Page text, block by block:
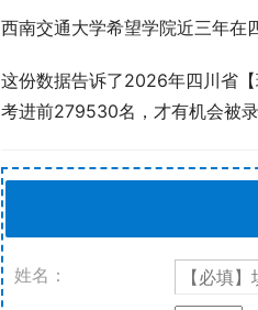
西南交通大学希望学院近三年在
这份数据告诉了2026年四川省
考进前279530名，才有机会被录
姓名：